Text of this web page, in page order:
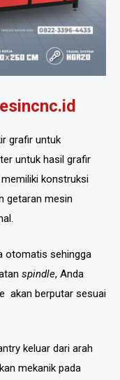
.id
grafir untuk
untuk hasil grafir
memiliki konstruksi
getaran mesin
otomatis sehingga
spindle, Anda
akan berputar sesuai
keluar dari arah
mekanik pada